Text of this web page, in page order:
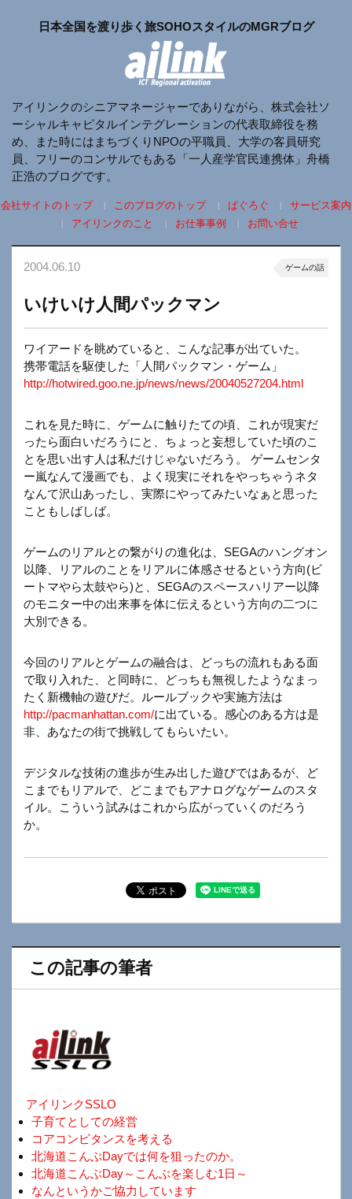
日本全国を渡り歩く旅SOHOスタイルのMGRブログ
アイリンクのシニアマネージャーでありながら、株式会社ソ
ーシャルキャピタルインテグレーションの代表取締役を務
め、また時にはまちづくりNPOの平職員、大学の客員研究
員、フリーのコンサルでもある「一人産学官民連携体」舟橋
正浩のブログです。
会社サイトのトップ このブログのトップ ぱぐろぐ
サービス案内
アイリンクのこと
お仕事事例 お問い合せ
2004.06.10 ゲームの話
いけいけ人間パックマン
ワイアードを眺めていると、こんな記事が出ていた。
携帯電話を駆使した「人間パックマン・ゲーム」
http://hotwired.goo.ne.jp/news/news/20040527204.html
これを見た時に、ゲームに触りたての頃、これが現実だ
ったら面白いだろうにと、ちょっと妄想していた頃のこ
とを思い出す人は私だけじゃないだろう。 ゲームセンタ
ー嵐なんて漫画でも、よく現実にそれをやっちゃうネタ
なんて沢山あったし、実際にやってみたいなぁと思った
こともしばしば。
ゲームのリアルとの繋がりの進化は、SEGAのハングオン
以降、リアルのことをリアルに体感させるという方向(ビ
ートマやら太鼓やら)と、SEGAのスペースハリアー以降
のモニター中の出来事を体に伝えるという方向の二つに
大別できる。
今回のリアルとゲームの融合は、どっちの流れもある面
で取り入れた、と同時に、どっちも無視したようなまっ
たく新機軸の遊びだ。ルールブックや実施方法は
http://pacmanhattan.com/に出ている。感心のある方は是
非、あなたの街で挑戦してもらいたい。
デジタルな技術の進歩が生み出した遊びではあるが、ど
こまでもリアルで、どこまでもアナログなゲームのスタ
イル。こういう試みはこれから広がっていくのだろう
か。
この記事の筆者
アイリンクSSLO
子育てとしての経営
コアコンピタンスを考える
北海道こんぶDayでは何を狙ったのか。
北海道こんぶDay～こんぶを楽しむ1日～
なんというかご協力しています